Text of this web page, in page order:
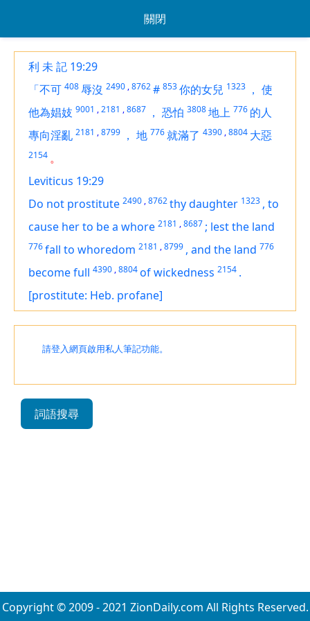
關閉
利 未 記 19:29
「不可 408 辱沒 2490 ,8762# 853你的女兒 1323 ， 使
他為娼妓 9001 ,2181 ,8687 ， 恐怕 3808地上 776 的人
專向淫亂 2181 ,8799 ， 地 776就滿了 4390 ,8804 大惡
2154 。
Leviticus 19:29
Do not prostitute 2490 ,8762thy daughter 1323 , to
cause her to be a whore 2181 ,8687 ; lest the land
776fall to whoredom 2181 ,8799 , and the land 776
become full 4390 ,8804of wickedness 2154 .
[prostitute: Heb. profane]
請登入網頁啟用私人筆記功能。
詞語搜尋
Copyright © 2009 - 2021 ZionDaily.com All Rights Reserved.